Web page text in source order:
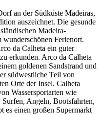
an der Südküste Madeiras,
auszeichnet. Die gesunde
Madeira-
Ferienort.
da Calheta ein guter
erkunden. Arco da Calheta
goldenen Sandstrand und
südwestliche Teil von
Orte der Insel. Calheta
Wassersportarten wie
Angeln, Bootsfahrten,
es einen großen Supermarkt